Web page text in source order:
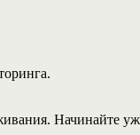
Начинайте